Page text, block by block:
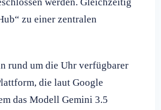
zu einer zentralen
rund um die Uhr verfügbarer
die laut Google
das Modell Gemini 3.5